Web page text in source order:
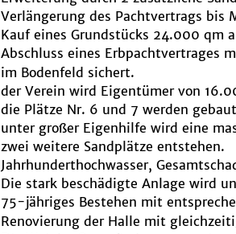
Verlängerung des Pachtvertrags bis
Kauf eines Grundstücks 24.000 qm
Abschluss eines Erbpachtvertrages
im Bodenfeld sichert.
der Verein wird Eigentümer von
die Plätze Nr. 6 und 7 werden
unter großer Eigenhilfe wird eine
zwei weitere Sandplätze entstehen.
Jahrhunderthochwasser,
Die stark beschädigte Anlage wird
75-jähriges Bestehen mit
Renovierung der Halle mit